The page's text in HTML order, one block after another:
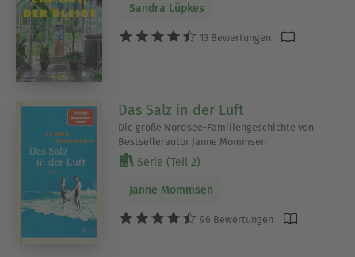
Sandra Lüpkes
13 Bewertungen
Das Salz in der Luft
Die große Nordsee-Familiengeschichte von
Bestsellerautor Janne Mommsen
Serie (Teil 2)
Janne Mommsen
96 Bewertungen